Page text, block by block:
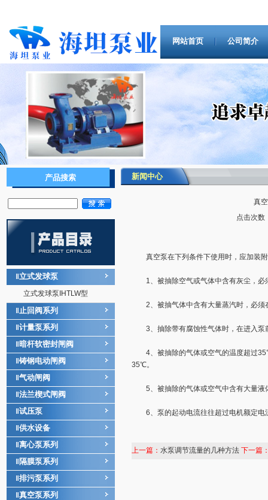
网站首页 公司简介
产品搜索
立式发球泵
立式发球泵IHTLW型
止回阀系列
计量泵系列
暗杆软密封闸阀
铸钢电动闸阀
气动闸阀
法兰楔式闸阀
试压泵
供水设备
离心泵系列
隔膜泵系列
排污泵系列
真空泵系列
新闻中心
真
点击次数
真空泵在下列条件下使用时，应加装附
1、被抽除空气或气体中含有灰尘，必
2、被抽气体中含有大量蒸汽时，必须
3、抽除带有腐蚀性气体时，在进入泵
4、被抽除的气体或空气的温度超过
35℃。
5、被抽除的气体或空气中含有大量液
6、泵的起动电流往往超过电机额定电
上一篇： 水泵调节流量的几种方法 下一篇